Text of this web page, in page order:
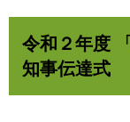
令和２年度
知事伝達式